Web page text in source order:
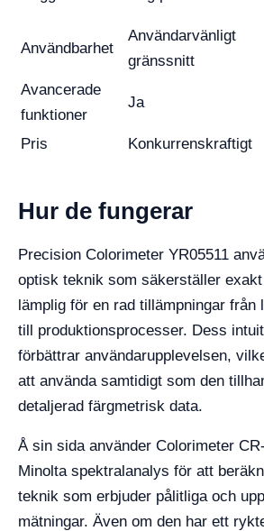
Användbarhet
Användarvänligt
gränssnitt
Avancerade
funktioner
Ja
Pris Konkurrenskraftigt
Hur de fungerar
Precision Colorimeter YR05511
optisk teknik som säkerställer
lämplig för en rad tillämpningar från
till produktionsprocesser. Dess
förbättrar användarupplevelsen,
att använda samtidigt som den
detaljerad färgmetrisk data.
Å sin sida använder Colorimeter
Minolta spektralanalys för att
teknik som erbjuder pålitliga och
mätningar. Även om den har ett